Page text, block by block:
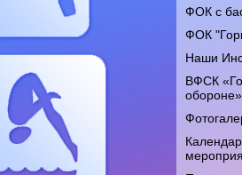
ФОК с
ФОК
Наши
ВФСК